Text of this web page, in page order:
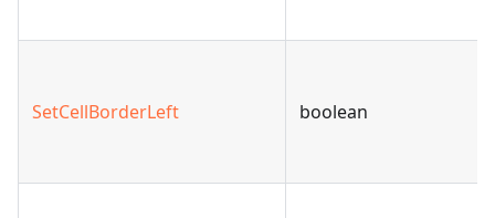
SetCellBorderLeft boolean